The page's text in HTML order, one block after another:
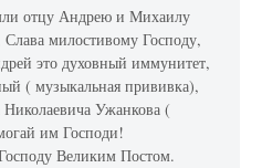
отцу Андрею и Михаилу
милостивому Господу,
это духовный иммунитет,
( музыкальная прививка),
Ужанкова (
им Господи!
Великим Постом.